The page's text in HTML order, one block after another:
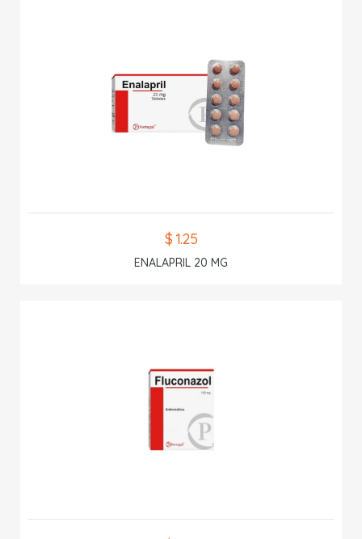
$ 1.25
ENALAPRIL 20 MG